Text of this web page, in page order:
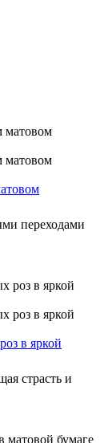
переходами
в яркой
страсть и